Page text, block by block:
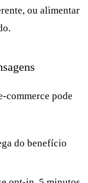
ou alimentar
commerce pode
do benefício